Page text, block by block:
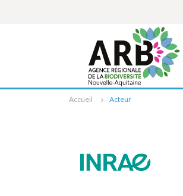
Accueil Acteur